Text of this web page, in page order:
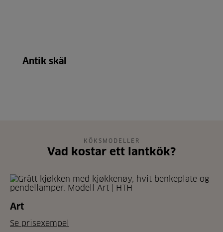
Antik skål
KÖKSMODELLER
Vad kostar ett lantkök?
Art
Se prisexempel